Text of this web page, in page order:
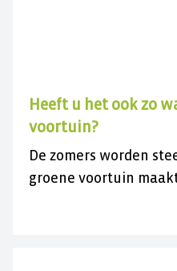
Heeft u het ook zo
voortuin?
De zomers worden
groene voortuin